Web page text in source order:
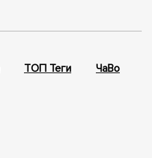
ТОП Теги ЧаВо